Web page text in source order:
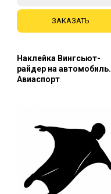
ЗАКАЗАТЬ
Наклейка Вингсьют-
райдер на автомобиль.
Авиаспорт